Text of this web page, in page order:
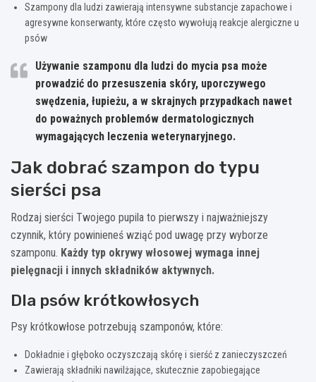
Szampony dla ludzi zawierają intensywne substancje zapachowe i
agresywne konserwanty, które często wywołują reakcje alergiczne u
psów
Używanie szamponu dla ludzi do mycia psa może
prowadzić do przesuszenia skóry, uporczywego
swędzenia, łupieżu, a w skrajnych przypadkach nawet
do poważnych problemów dermatologicznych
wymagających leczenia weterynaryjnego.
Jak dobrać szampon do typu
sierści psa
Rodzaj sierści Twojego pupila to pierwszy i najważniejszy
czynnik, który powinieneś wziąć pod uwagę przy wyborze
szamponu. Każdy typ okrywy włosowej wymaga innej
pielęgnacji i innych składników aktywnych.
Dla psów krótkowłosych
Psy krótkowłose potrzebują szamponów, które:
Dokładnie i głęboko oczyszczają skórę i sierść z zanieczyszczeń
Zawierają składniki nawilżające, skutecznie zapobiegające